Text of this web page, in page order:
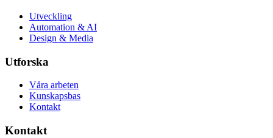
Utveckling
Automation & AI
Design & Media
Utforska
Våra arbeten
Kunskapsbas
Kontakt
Kontakt